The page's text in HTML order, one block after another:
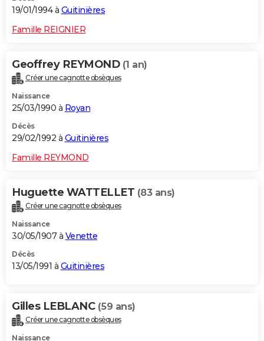
19/01/1994 à Guitinières
Famille REIGNIER
Geoffrey REYMOND (1 an)
Créer une cagnotte obsèques
Naissance
25/03/1990 à Royan
Décès
29/02/1992 à Guitinières
Famille REYMOND
Huguette WATTELLET (83 ans)
Créer une cagnotte obsèques
Naissance
30/05/1907 à Venette
Décès
13/05/1991 à Guitinières
Gilles LEBLANC (59 ans)
Créer une cagnotte obsèques
Naissance